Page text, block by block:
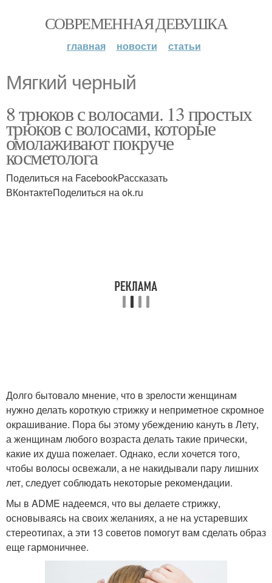
СОВРЕМЕННАЯ ДЕВУШКА
главная новости статьи
Мягкий черный
8 трюков с волосами. 13 простых
трюков с волосами, которые
омолаживают покруче
косметолога
Поделиться на FacebookРассказать
ВКонтактеПоделиться на ok.ru
Долго бытовало мнение, что в зрелости женщинам
нужно делать короткую стрижку и неприметное скромное
окрашивание. Пора бы этому убеждению кануть в Лету,
а женщинам любого возраста делать такие прически,
какие их душа пожелает. Однако, если хочется того,
чтобы волосы освежали, а не накидывали пару лишних
лет, следует соблюдать некоторые рекомендации.
Мы в ADME надеемся, что вы делаете стрижку,
основываясь на своих желаниях, а не на устаревших
стереотипах, а эти 13 советов помогут вам сделать образ
еще гармоничнее.